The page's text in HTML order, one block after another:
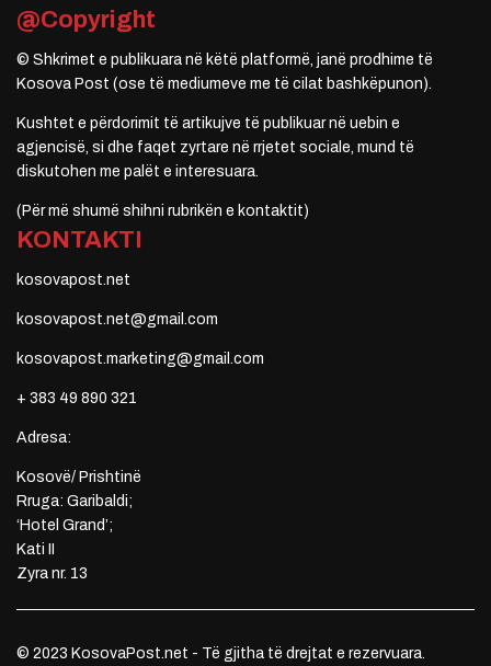
@Copyright
© Shkrimet e publikuara në këtë platformë, janë prodhime të
Kosova Post (ose të mediumeve me të cilat bashkëpunon).
Kushtet e përdorimit të artikujve të publikuar në uebin e
agjencisë, si dhe faqet zyrtare në rrjetet sociale, mund të
diskutohen me palët e interesuara.
(Për më shumë shihni rubrikën e kontaktit)
KONTAKTI
kosovapost.net
kosovapost.net@gmail.com
kosovapost.marketing@gmail.com
+ 383 49 890 321
Adresa:
Kosovë/ Prishtinë
Rruga: Garibaldi;
‘Hotel Grand’;
Kati II
Zyra nr. 13
© 2023 KosovaPost.net - Të gjitha të drejtat e rezervuara.